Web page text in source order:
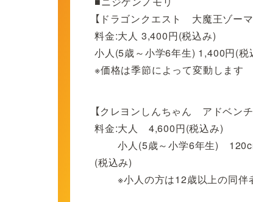
【ドラゴンクエスト 大魔王ゾーマ
料金:大人 3,400円(税込み)
小人(5歳～小学6年生) 1,400円(税
※価格は季節によって変動します
【クレヨンしんちゃん アドベンチ
料金:大人 4,600円(税込み)
小人(5歳～小学6年生)
(税込み)
※小人の方は12歳以上の同伴